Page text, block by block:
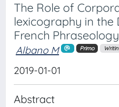
The Role of
lexicography in the
French Phraseology
Albano M Primo
2019-01-01
Abstract